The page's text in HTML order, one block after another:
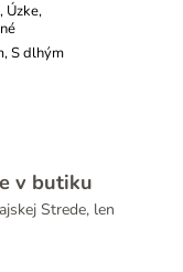
Úzke,
S dlhým
v butiku
Strede, len